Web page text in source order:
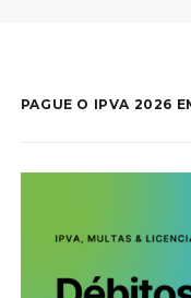
PAGUE O IPVA 2026